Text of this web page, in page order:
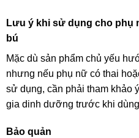
Lưu ý khi sử dụng cho phụ
bú
Mặc dù sản phẩm chủ yếu
nhưng nếu phụ nữ có thai
sử dụng, cần phải tham khảo
gia dinh dưỡng trước khi
Bảo quản